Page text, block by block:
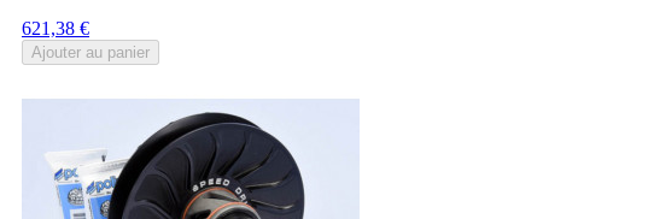
Prix
621,38 €
Ajouter au panier